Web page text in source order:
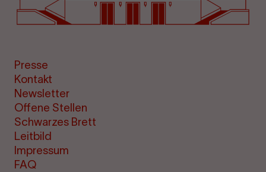
Presse
Kontakt
Newsletter
Offene Stellen
Schwarzes Brett
Leitbild
Impressum
FAQ